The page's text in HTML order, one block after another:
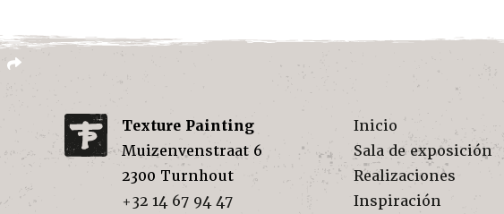
Texture Painting
Muizenvenstraat 6
2300 Turnhout
+32 14 67 94 47
Inicio
Sala de exposición
Realizaciones
Inspiración